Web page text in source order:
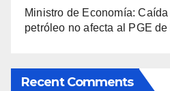
Ministro de Economía:
petróleo no afecta al PGE
Recent Comments